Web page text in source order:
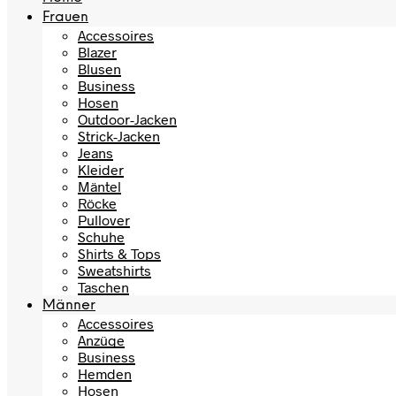
Frauen
Accessoires
Blazer
Blusen
Business
Hosen
Outdoor-Jacken
Strick-Jacken
Jeans
Kleider
Mäntel
Röcke
Pullover
Schuhe
Shirts & Tops
Sweatshirts
Taschen
Männer
Accessoires
Anzüge
Business
Hemden
Hosen